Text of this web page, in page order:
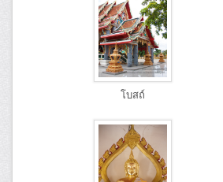
โบสถ์